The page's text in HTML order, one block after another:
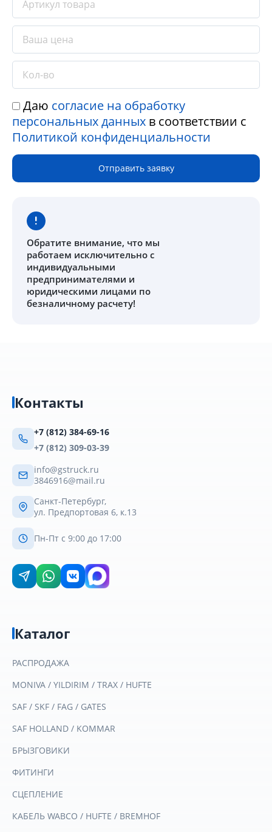
Даю согласие на обработку
персональных данных в соответствии с
Политикой конфиденциальности
Отправить заявку
Обратите внимание, что мы
работаем исключительно с
индивидуальными
предпринимателями и
юридическими лицами по
безналичному расчету!
Контакты
+7 (812) 384-69-16
+7 (812) 309-03-39
info@gstruck.ru
3846916@mail.ru
Санкт-Петербург,
ул. Предпортовая 6, к.13
Пн-Пт с 9:00 до 17:00
Каталог
РАСПРОДАЖА
MONIVA / YILDIRIM / TRAX / HUFTE
SAF / SKF / FAG / GATES
SAF HOLLAND / KOMMAR
БРЫЗГОВИКИ
ФИТИНГИ
СЦЕПЛЕНИЕ
КАБЕЛЬ WABCO / HUFTE / BREMHOF